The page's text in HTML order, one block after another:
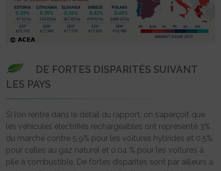
DE FORTES DISPARITÉS SUIVANT
LES PAYS
Si l’on rentre dans le détail du rapport, on s’aperçoit que
les véhicules électrifiés rechargeables ont représenté 3%
du marché contre 5,9% pour les voitures hybrides et 0,5%
pour celles au gaz naturel et 0,04 % pour les voitures à
pile à combustible. De fortes disparités sont par ailleurs à